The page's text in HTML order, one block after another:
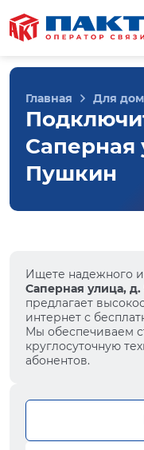
Главная Для
Саперная
Пушкин
Ищете надежного
Саперная улица,
предлагает
интернет с
Мы обеспечиваем
круглосуточную
абонентов.